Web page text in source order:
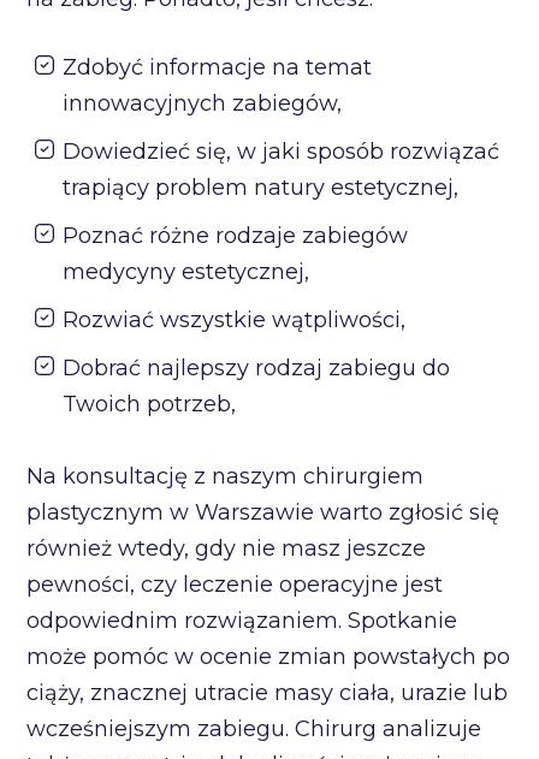
Zdobyć informacje na temat
innowacyjnych zabiegów,
Dowiedzieć się, w jaki sposób rozwiązać
trapiący problem natury estetycznej,
Poznać różne rodzaje zabiegów
medycyny estetycznej,
Rozwiać wszystkie wątpliwości,
Dobrać najlepszy rodzaj zabiegu do
Twoich potrzeb,
Na konsultację z naszym chirurgiem
plastycznym w Warszawie warto zgłosić się
również wtedy, gdy nie masz jeszcze
pewności, czy leczenie operacyjne jest
odpowiednim rozwiązaniem. Spotkanie
może pomóc w ocenie zmian powstałych po
ciąży, znacznej utracie masy ciała, urazie lub
wcześniejszym zabiegu. Chirurg analizuje